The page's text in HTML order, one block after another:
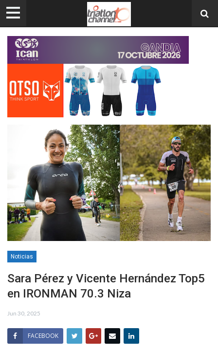
Noticias
Sara Pérez y Vicente Hernández Top5
en IRONMAN 70.3 Niza
Jun 30, 2025
FACEBOOK